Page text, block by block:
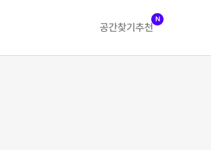
공간찾기 추천
N